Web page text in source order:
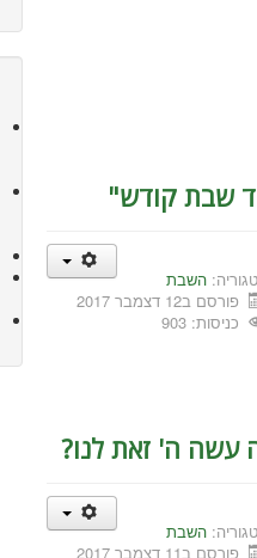
שבת קודש"
השבת
פורסם ב12 דצמבר 2017
כניסות: 903
עשה ה' זאת לנו?
השבת
פורסם ב11 דצמבר 2017